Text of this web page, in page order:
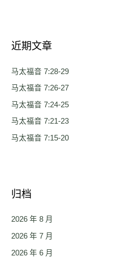
近期文章
马太福音 7:28-29
马太福音 7:26-27
马太福音 7:24-25
马太福音 7:21-23
马太福音 7:15-20
归档
2026 年 8 月
2026 年 7 月
2026 年 6 月